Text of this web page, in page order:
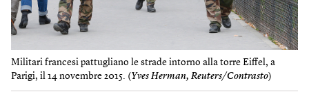
Militari francesi pattugliano le strade intorno alla torre Eiffel, a
Parigi, il 14 novembre 2015. ( Yves Herman, Reuters/Contrasto)